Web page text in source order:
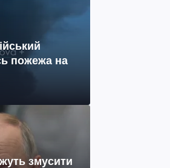
пожежа на
змусити